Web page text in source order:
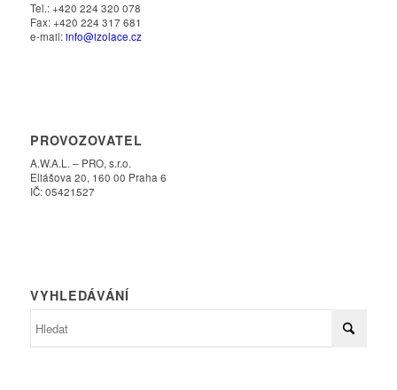
Tel.: +420 224 320 078
Fax: +420 224 317 681
e-mail:info@izolace.cz
PROVOZOVATEL
A.W.A.L. – PRO, s.r.o.
Eliášova 20, 160 00 Praha 6
IČ: 05421527
VYHLEDÁVÁNÍ